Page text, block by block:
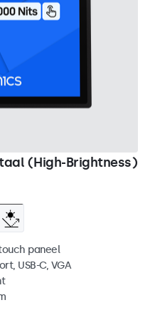
(High-Brightness)
paneel
USB-C, VGA